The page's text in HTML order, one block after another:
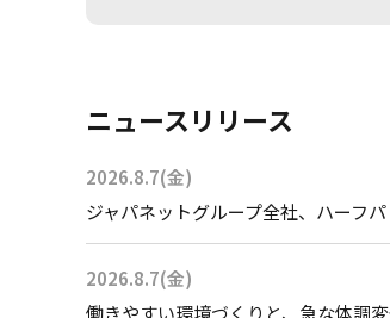
ニュースリリース
2026.8.7(金)
ジャパネットグループ全社、ハーフ
2026.8.7(金)
働きやすい環境づくりと、急な体調